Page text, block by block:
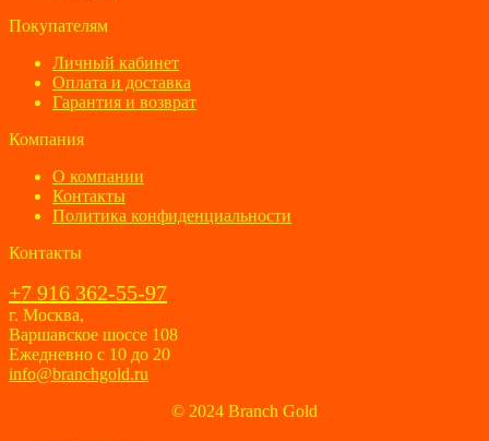
Покупателям
Личный кабинет
Оплата и доставка
Гарантия и возврат
Компания
О компании
Контакты
Политика конфиденциальности
Контакты
+7 916 362-55-97
г. Москва,
Варшавское шоссе 108
Ежедневно с 10 до 20
info@branchgold.ru
© 2024 Branch Gold